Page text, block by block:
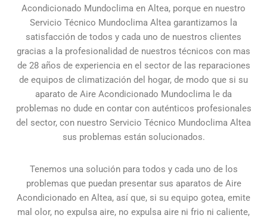
Acondicionado Mundoclima en Altea, porque en nuestro
Servicio Técnico Mundoclima Altea garantizamos la
satisfacción de todos y cada uno de nuestros clientes
gracias a la profesionalidad de nuestros técnicos con mas
de 28 años de experiencia en el sector de las reparaciones
de equipos de climatización del hogar, de modo que si su
aparato de Aire Acondicionado Mundoclima le da
problemas no dude en contar con auténticos profesionales
del sector, con nuestro Servicio Técnico Mundoclima Altea
sus problemas están solucionados.
Tenemos una solución para todos y cada uno de los
problemas que puedan presentar sus aparatos de Aire
Acondicionado en Altea, así que, si su equipo gotea, emite
mal olor, no expulsa aire, no expulsa aire ni frio ni caliente,